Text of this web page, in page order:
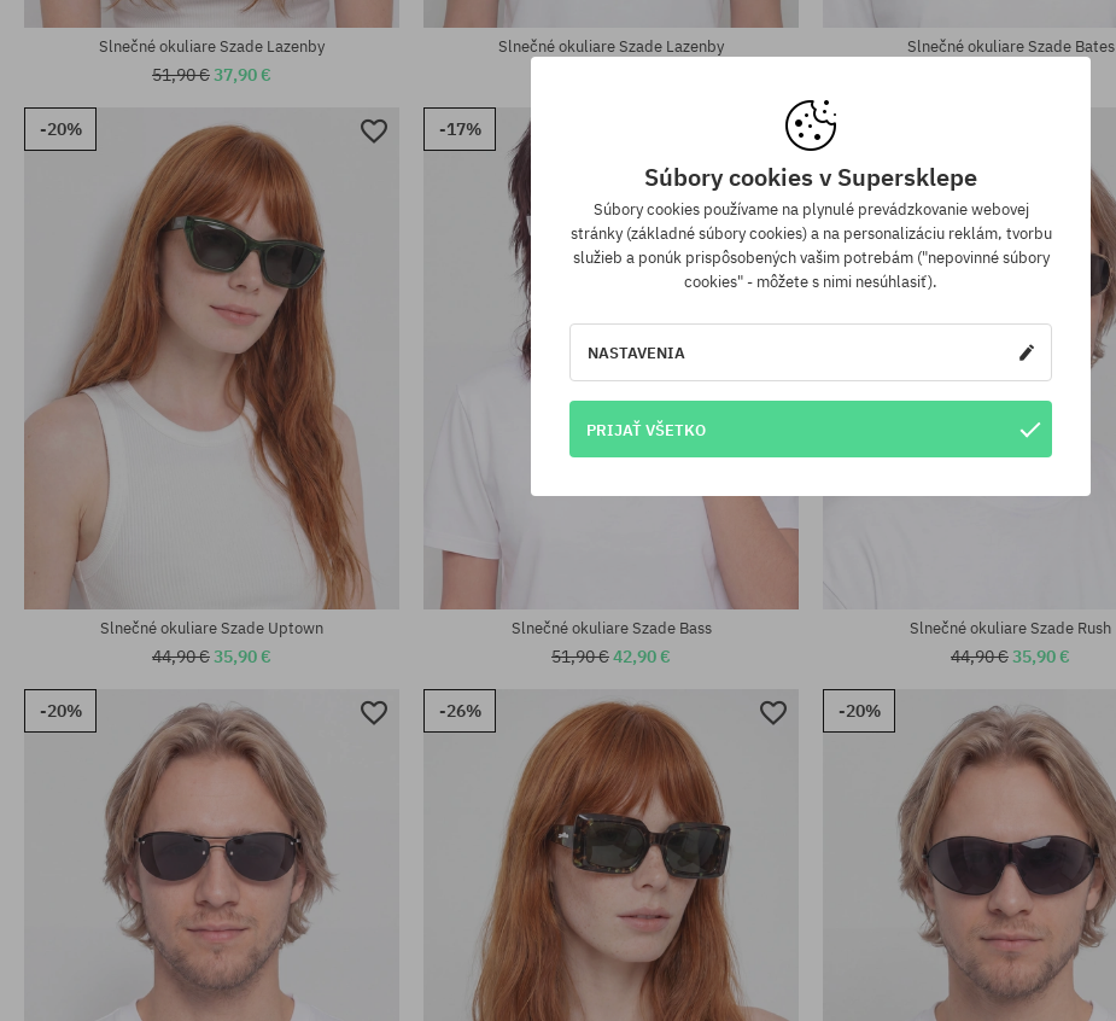
univerzálna veľkosť univerzálna veľkosť
univerzálna veľkosť
Slnečné okuliare Szade Lazenby
51,90 €37,90 €
univerzálna veľkosť
Slnečné okuliare Szade Lazenby Slnečné okuliare Szade Bates
-20%
Slnečné okuliare Szade Uptown
44,90 €35,90 €
-17%
Slnečné okuliare Szade Bass
51,90 €42,90 €
Slnečné okuliare Szade Rush
44,90 €35,90 €
-20% -26% -20%
Súbory cookies v Supersklepe
Súbory cookies používame na plynulé prevádzkovanie webovej
stránky (základné súbory cookies) a na personalizáciu reklám, tvorbu
služieb a ponúk prispôsobených vašim potrebám ("nepovinné súbory
cookies" - môžete s nimi nesúhlasiť).
NASTAVENIA
PRIJAŤ VŠETKO